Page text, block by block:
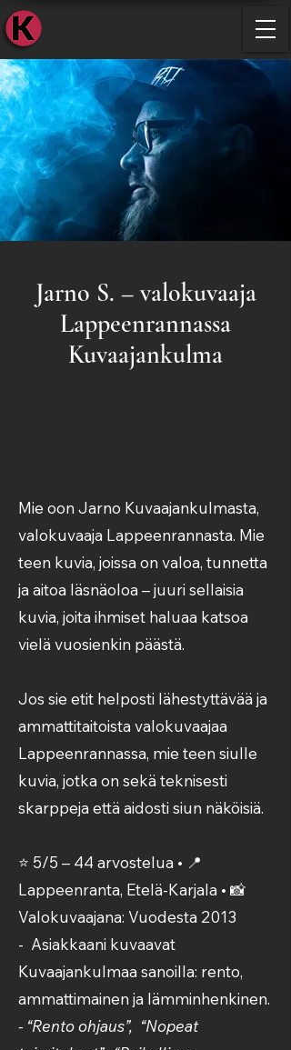
Jarno S. – valokuvaaja
Lappeenrannassa
Kuvaajankulma
Mie oon Jarno Kuvaajankulmasta,
valokuvaaja Lappeenrannasta. Mie
teen kuvia, joissa on valoa, tunnetta
ja aitoa läsnäoloa – juuri sellaisia
kuvia, joita ihmiset haluaa katsoa
vielä vuosienkin päästä.
Jos sie etit helposti lähestyttävää ja
ammattitaitoista valokuvaajaa
Lappeenrannassa, mie teen siulle
kuvia, jotka on sekä teknisesti
skarppeja että aidosti siun näköisiä.
⭐ 5/5 – 44 arvostelua • 📍
Lappeenranta, Etelä-Karjala • 📸
Valokuvaajana: Vuodesta 2013
- Asiakkaani kuvaavat
Kuvaajankulmaa sanoilla: rento,
ammattimainen ja lämminhenkinen.
- “Rento ohjaus”, “Nopeat